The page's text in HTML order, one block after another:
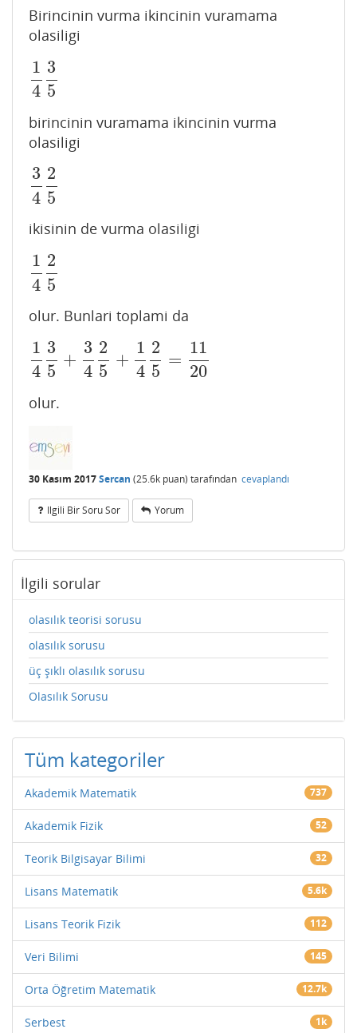
Birincinin vurma ikincinin vuramama
olasiligi
1
4
3
5
14 35
birincinin vuramama ikincinin vurma
olasiligi
3
4
2
5
34 25
ikisinin de vurma olasiligi
1
4
2
5
14 25
olur. Bunlari toplami da
1
4
3
5
+
3
4
2
5
+
1
4
2
5
=
11
20
14 35 +3425 +1 42 5= 1120
olur.
30 Kasım 2017Sercan (25.6k puan) tarafından cevaplandı
Ilgili Bir Soru Sor Yorum
İlgili sorular
olasılık teorisi sorusu
olasılık sorusu
üç şıklı olasılık sorusu
Olasılık Sorusu
Tüm kategoriler
Akademik Matematik 737
Akademik Fizik 52
Teorik Bilgisayar Bilimi 32
Lisans Matematik 5.6k
Lisans Teorik Fizik 112
Veri Bilimi 145
Orta Öğretim Matematik 12.7k
Serbest 1k